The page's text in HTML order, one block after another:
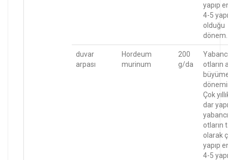
yapıp
4-5
olduğu
dönem.
duvar
arpası
Hordeum
murinum
200
g/da
otların
Çok
dar
yabancı
otların
olarak
yapıp
4-5